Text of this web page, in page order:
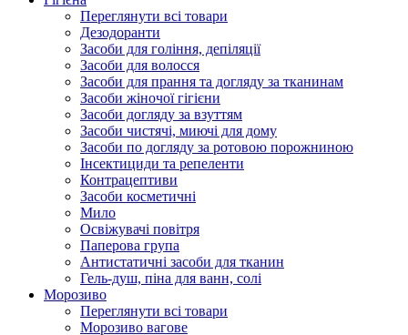
Переглянути всі товари
Дезодоранти
Засоби для гоління, депіляції
Засоби для волосся
Засоби для прання та догляду за тканинам
Засоби жіночої гігієни
Засоби догляду за взуттям
Засоби чистячі, миючі для дому
Засоби по догляду за ротовою порожниною
Інсектициди та репеленти
Контрацептиви
Засоби косметичні
Мило
Освіжувачі повітря
Паперова група
Антистатичні засоби для тканин
Гель-душ, піна для ванн, солі
Морозиво
Переглянути всі товари
Морозиво вагове